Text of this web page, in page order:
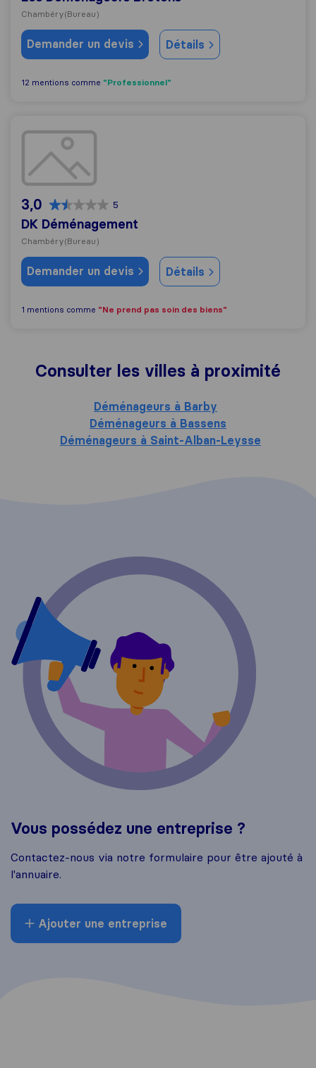
Chambéry(Bureau)
Demander un devis Détails
12 mentions comme "Professionnel"
DK Déménagement
3,0 5
DK Déménagement
Chambéry(Bureau)
Demander un devis Détails
1 mentions comme "Ne prend pas soin des biens"
Consulter les villes à proximité
Déménageurs à Barby
Déménageurs à Bassens
Déménageurs à Saint-Alban-Leysse
Vous possédez une entreprise ?
Contactez-nous via notre formulaire pour être ajouté à
l'annuaire.
Ajouter une entreprise